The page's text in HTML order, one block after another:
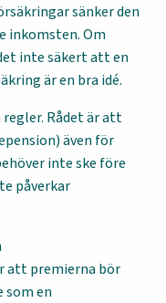
sänker den
inkomsten. Om
inte säkert att en
är en bra idé.
Rådet är att
även för
inte ske före
påverkar
att premierna bör
som en